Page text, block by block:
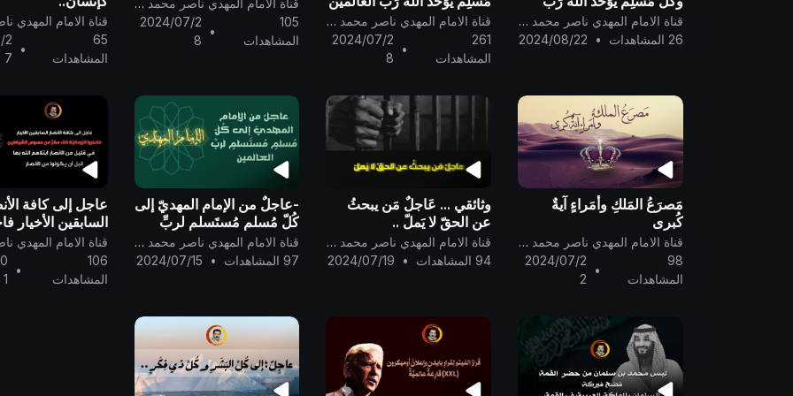
العالَمين ..
قناة الامام المهدي ناصر محمد اليماني
26 المشاهدات
•
2024/08/22
..
قناة الامام المهدي ناصر محمد اليماني
261
المشاهدات
•
2024/07/2
8
قناة الامام المهدي ناصر محمد اليماني
105
المشاهدات
•
2024/07/2
8
65
المشاهدات
•
2
7
مَصرَعُ المَلكِ وأُمَراءٍ آيةٌ
كُبرى
قناة الامام المهدي ناصر محمد اليماني
98
المشاهدات
•
2024/07/2
2
وثائقي ... عَاجلٌ مَن يبحثُ
عن الحقّ لا يَملّ ..
قناة الامام المهدي ناصر محمد اليماني
94 المشاهدات
•
2024/07/19
-عاجلٌ من الإمام المهديّ إلى
كُلّ مُسلمٍ مُستَسلمٍ لربِّ
العالمين ..
قناة الامام المهدي ناصر محمد اليماني
97 المشاهدات
•
2024/07/15
عاجل إلى كافة
السابقين الأخيار
الرّوحانيّة ذلك
مسوس الشياطين
من الأنصار
106
المشاهدات
•
1